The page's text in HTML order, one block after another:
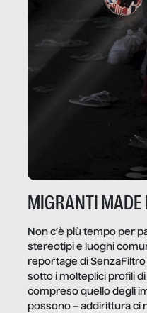
MIGRANTI MADE
Non c’è più tempo per
stereotipi e luoghi
reportage di
sotto i molteplici profili
compreso quello degli
possono – addirittura ci